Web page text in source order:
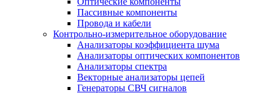
Пассивные компоненты
Провода и кабели
Контрольно-измерительное оборудование
Анализаторы коэффициента шума
Анализаторы оптических компонентов
Анализаторы спектра
Векторные анализаторы цепей
Генераторы СВЧ сигналов